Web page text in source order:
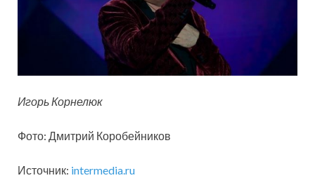
Игорь Корнелюк
Фото: Дмитрий Коробейников
Источник: intermedia.ru